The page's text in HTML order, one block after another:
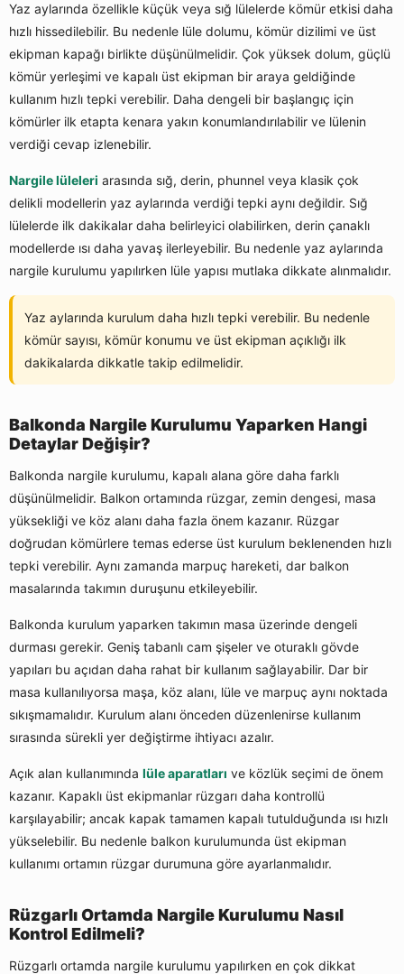
Yaz aylarında özellikle küçük veya sığ lülelerde kömür etkisi daha
hızlı hissedilebilir. Bu nedenle lüle dolumu, kömür dizilimi ve üst
ekipman kapağı birlikte düşünülmelidir. Çok yüksek dolum, güçlü
kömür yerleşimi ve kapalı üst ekipman bir araya geldiğinde
kullanım hızlı tepki verebilir. Daha dengeli bir başlangıç için
kömürler ilk etapta kenara yakın konumlandırılabilir ve lülenin
verdiği cevap izlenebilir.
Nargile lüleleri arasında sığ, derin, phunnel veya klasik çok
delikli modellerin yaz aylarında verdiği tepki aynı değildir. Sığ
lülelerde ilk dakikalar daha belirleyici olabilirken, derin çanaklı
modellerde ısı daha yavaş ilerleyebilir. Bu nedenle yaz aylarında
nargile kurulumu yapılırken lüle yapısı mutlaka dikkate alınmalıdır.
Yaz aylarında kurulum daha hızlı tepki verebilir. Bu nedenle
kömür sayısı, kömür konumu ve üst ekipman açıklığı ilk
dakikalarda dikkatle takip edilmelidir.
Balkonda Nargile Kurulumu Yaparken Hangi
Detaylar Değişir?
Balkonda nargile kurulumu, kapalı alana göre daha farklı
düşünülmelidir. Balkon ortamında rüzgar, zemin dengesi, masa
yüksekliği ve köz alanı daha fazla önem kazanır. Rüzgar
doğrudan kömürlere temas ederse üst kurulum beklenenden hızlı
tepki verebilir. Aynı zamanda marpuç hareketi, dar balkon
masalarında takımın duruşunu etkileyebilir.
Balkonda kurulum yaparken takımın masa üzerinde dengeli
durması gerekir. Geniş tabanlı cam şişeler ve oturaklı gövde
yapıları bu açıdan daha rahat bir kullanım sağlayabilir. Dar bir
masa kullanılıyorsa maşa, köz alanı, lüle ve marpuç aynı noktada
sıkışmamalıdır. Kurulum alanı önceden düzenlenirse kullanım
sırasında sürekli yer değiştirme ihtiyacı azalır.
Açık alan kullanımında lüle aparatları ve közlük seçimi de önem
kazanır. Kapaklı üst ekipmanlar rüzgarı daha kontrollü
karşılayabilir; ancak kapak tamamen kapalı tutulduğunda ısı hızlı
yükselebilir. Bu nedenle balkon kurulumunda üst ekipman
kullanımı ortamın rüzgar durumuna göre ayarlanmalıdır.
Rüzgarlı Ortamda Nargile Kurulumu Nasıl
Kontrol Edilmeli?
Rüzgarlı ortamda nargile kurulumu yapılırken en çok dikkat